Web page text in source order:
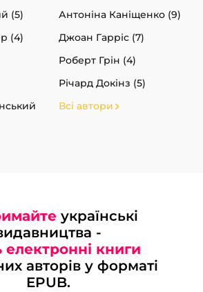
(5)
Антоніна Каніщенко (9)
(4)
Джоан Гарріс (7)
Роберт Грін (4)
Річард Докінз (5)
Всі автори
українські
-
електронні книги
авторів у форматі
EPUB.